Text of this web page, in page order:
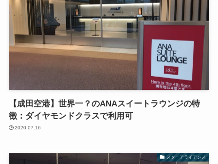
【成田空港】世界一？のANAスイートラウンジの特
徴：ダイヤモンドクラスで利用可
2020.07.16
スターアライアンス